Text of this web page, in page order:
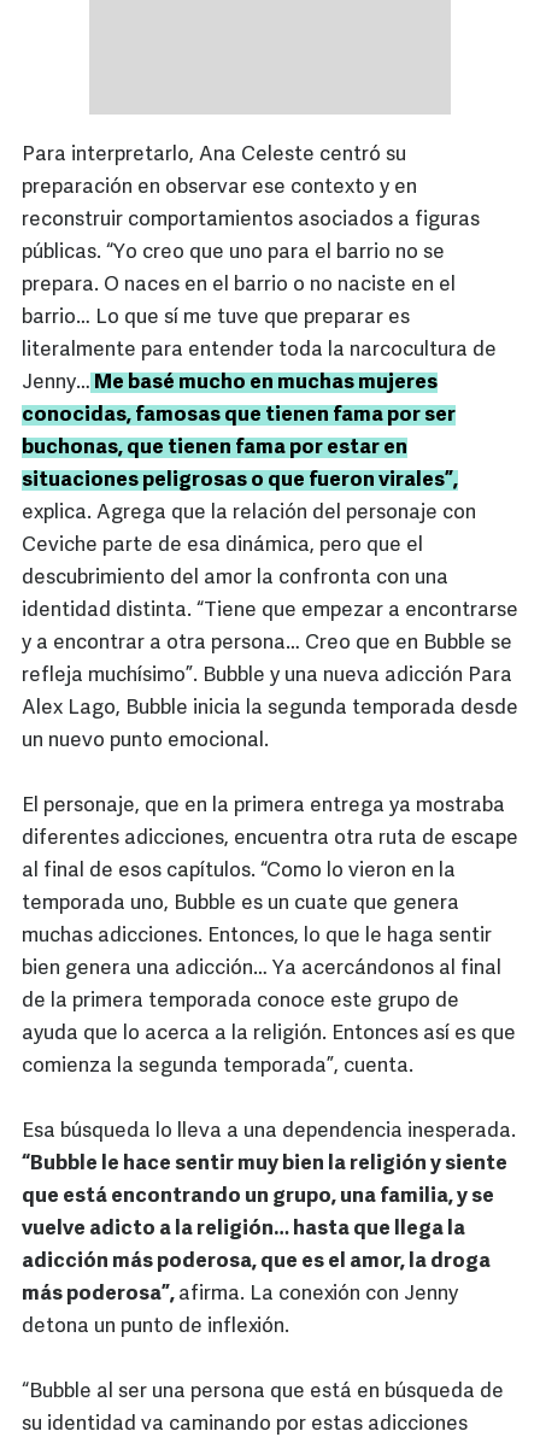
Para interpretarlo, Ana Celeste centró su
preparación en observar ese contexto y en
reconstruir comportamientos asociados a figuras
públicas. “Yo creo que uno para el barrio no se
prepara. O naces en el barrio o no naciste en el
barrio… Lo que sí me tuve que preparar es
literalmente para entender toda la narcocultura de
Jenny… Me basé mucho en muchas mujeres
conocidas, famosas que tienen fama por ser
buchonas, que tienen fama por estar en
situaciones peligrosas o que fueron virales”,
explica. Agrega que la relación del personaje con
Ceviche parte de esa dinámica, pero que el
descubrimiento del amor la confronta con una
identidad distinta. “Tiene que empezar a encontrarse
y a encontrar a otra persona… Creo que en Bubble se
refleja muchísimo”. Bubble y una nueva adicción Para
Alex Lago, Bubble inicia la segunda temporada desde
un nuevo punto emocional.
El personaje, que en la primera entrega ya mostraba
diferentes adicciones, encuentra otra ruta de escape
al final de esos capítulos. “Como lo vieron en la
temporada uno, Bubble es un cuate que genera
muchas adicciones. Entonces, lo que le haga sentir
bien genera una adicción… Ya acercándonos al final
de la primera temporada conoce este grupo de
ayuda que lo acerca a la religión. Entonces así es que
comienza la segunda temporada”, cuenta.
Esa búsqueda lo lleva a una dependencia inesperada.
“Bubble le hace sentir muy bien la religión y siente
que está encontrando un grupo, una familia, y se
vuelve adicto a la religión… hasta que llega la
adicción más poderosa, que es el amor, la droga
más poderosa”, afirma. La conexión con Jenny
detona un punto de inflexión.
“Bubble al ser una persona que está en búsqueda de
su identidad va caminando por estas adicciones